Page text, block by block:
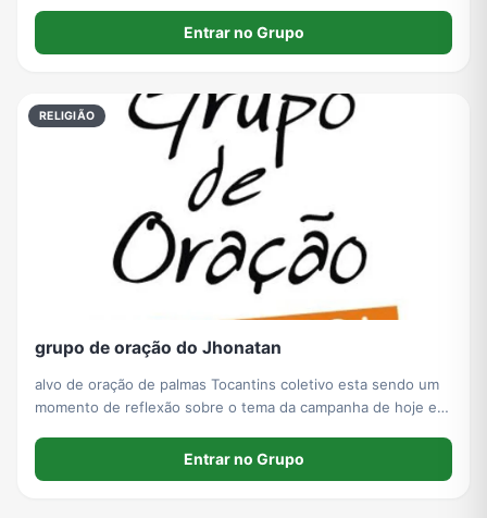
Entrar no Grupo
RELIGIÃO
grupo de oração do Jhonatan
alvo de oração de palmas Tocantins coletivo esta sendo um
momento de reflexão sobre o tema da campanha de hoje em
Entrar no Grupo